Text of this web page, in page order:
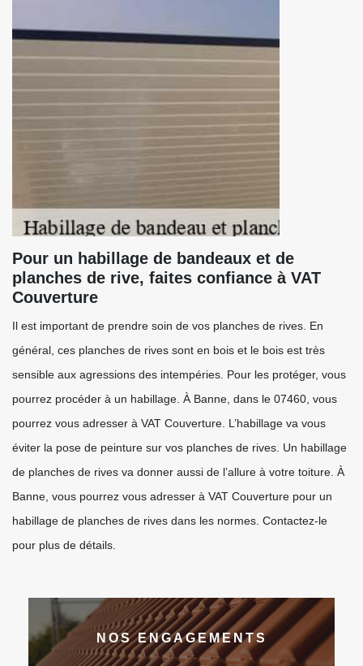
Pour un habillage de bandeaux et de
planches de rive, faites confiance à VAT
Couverture
Il est important de prendre soin de vos planches de rives. En
général, ces planches de rives sont en bois et le bois est très
sensible aux agressions des intempéries. Pour les protéger, vous
pourrez procéder à un habillage. À Banne, dans le 07460, vous
pourrez vous adresser à VAT Couverture. L’habillage va vous
éviter la pose de peinture sur vos planches de rives. Un habillage
de planches de rives va donner aussi de l’allure à votre toiture. À
Banne, vous pourrez vous adresser à VAT Couverture pour un
habillage de planches de rives dans les normes. Contactez-le
pour plus de détails.
NOS ENGAGEMENTS